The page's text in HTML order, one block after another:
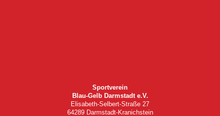
Sportverein
Blau-Gelb Darmstadt e.V.
Elisabeth-Selbert-Straße 27
64289 Darmstadt-Kranichstein